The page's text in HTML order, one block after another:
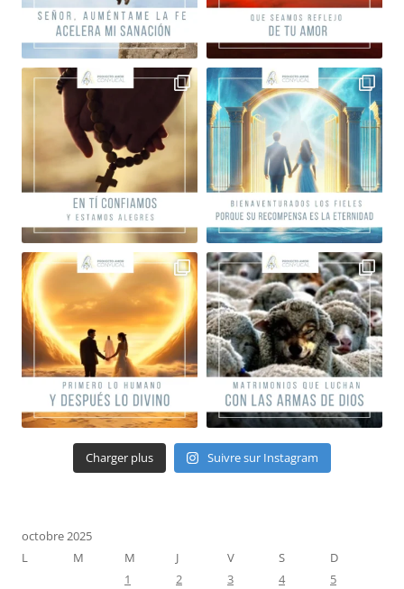
Charger plus Suivre sur Instagram
octobre 2025
L
M M J V S
D
1
2 3 4
5